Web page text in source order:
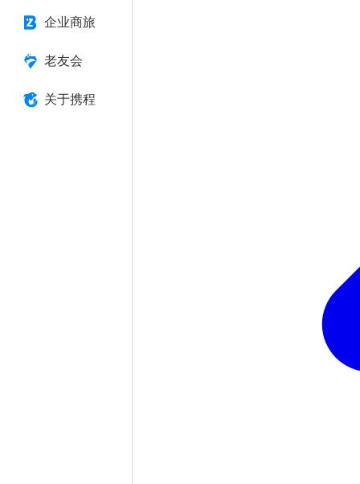
企业商旅
老友会
关于携程